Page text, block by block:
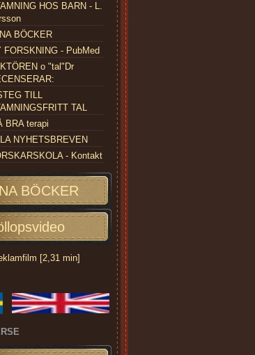
HOS BARN - L.
BÖCKER
FORSKNING - PubMed
o "tal"Dr
TILL
TAL
BRA terapi
NYHETSBREVEN
- Kontakt
BÖCKER
[2,31 min]